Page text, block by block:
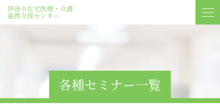
各種セミナー一覧